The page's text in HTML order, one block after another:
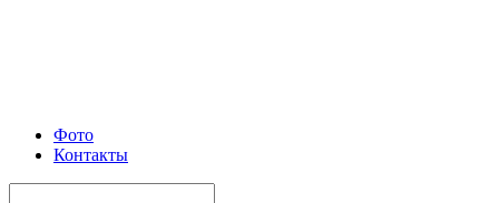
Фото
Контакты